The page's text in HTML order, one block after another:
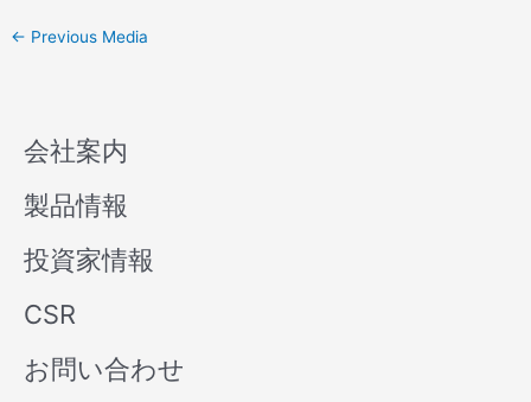
← Previous Media
会社案内
製品情報
投資家情報
CSR
お問い合わせ